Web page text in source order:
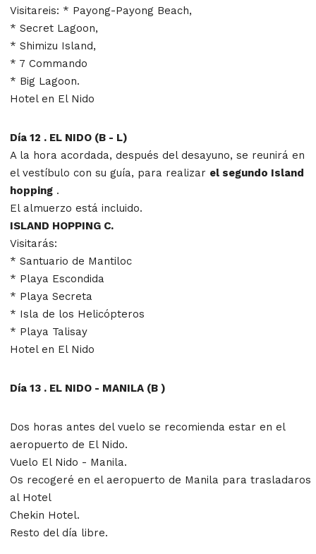
Visitareis: * Payong-Payong Beach,
* Secret Lagoon,
* Shimizu Island,
* 7 Commando
* Big Lagoon.
Hotel en El Nido
Día 12 . EL NIDO (B - L)
A la hora acordada, después del desayuno, se reunirá en
el vestíbulo con su guía, para realizar el segundo Island
hopping .
El almuerzo está incluido.
ISLAND HOPPING C.
Visitarás:
* Santuario de Mantiloc
* Playa Escondida
* Playa Secreta
* Isla de los Helicópteros
* Playa Talisay
Hotel en El Nido
Día 13 . EL NIDO - MANILA (B )
Dos horas antes del vuelo se recomienda estar en el
aeropuerto de El Nido.
Vuelo El Nido - Manila.
Os recogeré en el aeropuerto de Manila para trasladaros
al Hotel
Chekin Hotel.
Resto del día libre.